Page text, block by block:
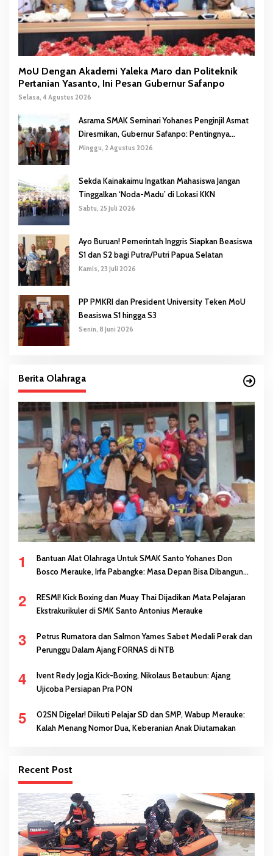
MoU Dengan Akademi Yaleka Maro dan Politeknik
Pertanian Yasanto, Ini Pesan Gubernur Safanpo
Selasa, 4 Agustus 2026
Asrama SMAK Seminari Yohanes Penginjil Asmat
Diresmikan, Gubernur Safanpo: Pentingnya
Pendidikan Karakter
Minggu, 2 Agustus 2026
Sekda Kainakaimu Ingatkan Mahasiswa Jangan
Tinggalkan ‘Noda-Madu’ di Lokasi KKN
Sabtu, 25 Juli 2026
Ayo Buruan! Pemerintah Inggris Siapkan Beasiswa
S1 dan S2 bagi Putra/Putri Papua Selatan
Kamis, 23 Juli 2026
PP PMKRI dan President University Teken MoU
Beasiswa S1 hingga S3
Senin, 8 Juni 2026
Berita Olahraga
1
Bantuan Alat Olahraga Untuk SMAK Santo Yohanes Don
Bosco Merauke, Irfa Pabangke: Masa Depan Bisa Dibangun
2
RESMI! Kick Boxing dan Muay Thai Dijadikan Mata Pelajaran
Ekstrakurikuler di SMK Santo Antonius Merauke
3
Petrus Rumatora dan Salmon Yames Sabet Medali Perak dan
Perunggu Dalam Ajang FORNAS di NTB
4
Ivent Redy Jogja Kick-Boxing, Nikolaus Betaubun: Ajang
Ujicoba Persiapan Pra PON
5
O2SN Digelar! Diikuti Pelajar SD dan SMP, Wabup Merauke:
Kalah Menang Nomor Dua, Keberanian Anak Diutamakan
Recent Post